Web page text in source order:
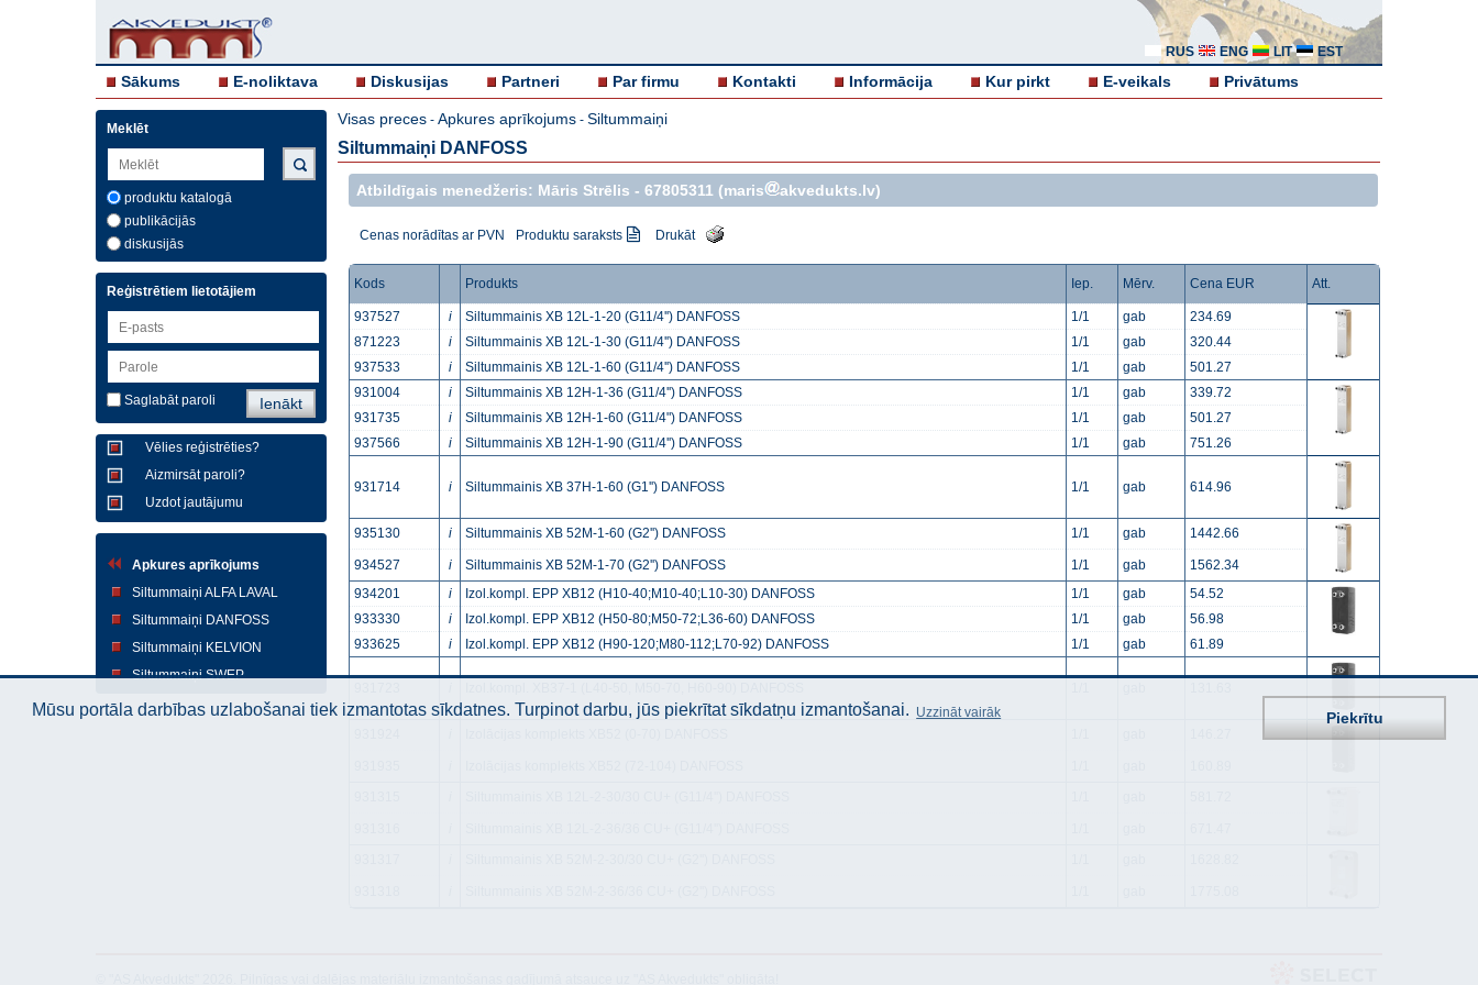
RUS ENG LIT EST
Sākums E-noliktava Diskusijas Partneri Par firmu Kontakti Informācija Kur pirkt E-veikals Privātums
Meklēt
produktu katalogā
publikācijās
diskusijās
Reģistrētiem lietotājiem
Saglabāt paroli
Vēlies reģistrēties?
Aizmirsāt paroli?
Uzdot jautājumu
Apkures aprīkojums
Siltummaiņi ALFA LAVAL
Siltummaiņi DANFOSS
Siltummaiņi KELVION
Siltummaiņi SWEP
Visas preces - Apkures aprīkojums - Siltummaiņi
Siltummaiņi DANFOSS
Atbildīgais menedžeris: Māris Strēlis - 67805311 (maris akvedukts.lv)
Cenas norādītas ar PVN Produktu saraksts Drukāt
Kods Produkts Iep. Mērv. Cena EUR Att.
937527 i Siltummainis XB 12L-1-20 (G11/4'') DANFOSS 1/1 gab
234.69
871223
i Siltummainis XB 12L-1-30 (G11/4'') DANFOSS 1/1 gab
320.44
937533
i Siltummainis XB 12L-1-60 (G11/4'') DANFOSS 1/1 gab
501.27
931004
i Siltummainis XB 12H-1-36 (G11/4'') DANFOSS 1/1 gab
339.72
931735
i Siltummainis XB 12H-1-60 (G11/4") DANFOSS 1/1 gab
501.27
937566
i Siltummainis XB 12H-1-90 (G11/4'') DANFOSS 1/1 gab 751.26
931714 i Siltummainis XB 37H-1-60 (G1'') DANFOSS 1/1 gab 614.96
935130 i Siltummainis XB 52M-1-60 (G2'') DANFOSS 1/1 gab 1442.66
934527 i Siltummainis XB 52M-1-70 (G2'') DANFOSS 1/1 gab
1562.34
934201
i Izol.kompl. EPP XB12 (H10-40;M10-40;L10-30) DANFOSS 1/1 gab
54.52
933330
i Izol.kompl. EPP XB12 (H50-80;M50-72;L36-60) DANFOSS 1/1 gab
56.98
933625
i Izol.kompl. EPP XB12 (H90-120;M80-112;L70-92) DANFOSS 1/1 gab 61.89
Mūsu portāla darbības uzlabošanai tiek izmantotas sīkdatnes. Turpinot darbu, jūs piekrītat sīkdatņu izmantošanai. Uzzināt vairāk Piekrītu